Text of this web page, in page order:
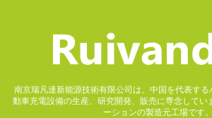
南京瑞凡達新能源技術有限公司は、中国を代表する
動車充電設備の生産、研究開発、販売に専念してい
ーションの製造元工場です。